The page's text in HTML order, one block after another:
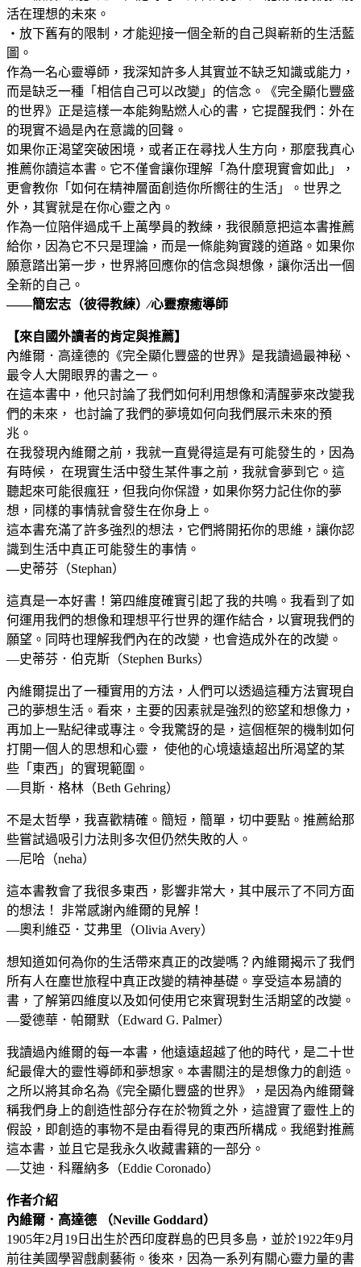
活在理想的未來。
‧放下舊有的限制，才能迎接一個全新的自己與嶄新的生活藍
圖。
作為一名心靈導師，我深知許多人其實並不缺乏知識或能力，
而是缺乏一種「相信自己可以改變」的信念。《完全顯化豐盛
的世界》正是這樣一本能夠點燃人心的書，它提醒我們：外在
的現實不過是內在意識的回聲。
如果你正渴望突破困境，或者正在尋找人生方向，那麼我真心
推薦你讀這本書。它不僅會讓你理解「為什麼現實會如此」，
更會教你「如何在精神層面創造你所嚮往的生活」。世界之
外，其實就是在你心靈之內。
作為一位陪伴過成千上萬學員的教練，我很願意把這本書推薦
給你，因為它不只是理論，而是一條能夠實踐的道路。如果你
願意踏出第一步，世界將回應你的信念與想像，讓你活出一個
全新的自己。
——簡宏志（彼得教練）∕心靈療癒導師
【來自國外讀者的肯定與推薦】
內維爾．高達德的《完全顯化豐盛的世界》是我讀過最神秘、
最令人大開眼界的書之一。
在這本書中，他只討論了我們如何利用想像和清醒夢來改變我
們的未來， 也討論了我們的夢境如何向我們展示未來的預
兆。
在我發現內維爾之前，我就一直覺得這是有可能發生的，因為
有時候， 在現實生活中發生某件事之前，我就會夢到它。這
聽起來可能很瘋狂，但我向你保證，如果你努力記住你的夢
想，同樣的事情就會發生在你身上。
這本書充滿了許多強烈的想法，它們將開拓你的思維，讓你認
識到生活中真正可能發生的事情。
—史蒂芬（Stephan）
這真是一本好書！第四維度確實引起了我的共鳴。我看到了如
何運用我們的想像和理想平行世界的運作結合，以實現我們的
願望。同時也理解我們內在的改變，也會造成外在的改變。
—史蒂芬．伯克斯（Stephen Burks）
內維爾提出了一種實用的方法，人們可以透過這種方法實現自
己的夢想生活。看來，主要的因素就是強烈的慾望和想像力，
再加上一點紀律或專注。令我驚訝的是，這個框架的機制如何
打開一個人的思想和心靈， 使他的心境遠遠超出所渴望的某
些「東西」的實現範圍。
—貝斯．格林（Beth Gehring）
不是太哲學，我喜歡精確。簡短，簡單，切中要點。推薦給那
些嘗試過吸引力法則多次但仍然失敗的人。
—尼哈（neha）
這本書教會了我很多東西，影響非常大，其中展示了不同方面
的想法！ 非常感謝內維爾的見解！
—奧利維亞．艾弗里（Olivia Avery）
想知道如何為你的生活帶來真正的改變嗎？內維爾揭示了我們
所有人在塵世旅程中真正改變的精神基礎。享受這本易讀的
書，了解第四維度以及如何使用它來實現對生活期望的改變。
—愛德華．帕爾默（Edward G. Palmer）
我讀過內維爾的每一本書，他遠遠超越了他的時代，是二十世
紀最偉大的靈性導師和夢想家。本書關注的是想像力的創造。
之所以將其命名為《完全顯化豐盛的世界》，是因為內維爾聲
稱我們身上的創造性部分存在於物質之外，這證實了靈性上的
假設，即創造的事物不是由看得見的東西所構成。我絕對推薦
這本書，並且它是我永久收藏書籍的一部分。
—艾迪．科羅納多（Eddie Coronado）
作者介紹
內維爾．高達德 （Neville Goddard）
1905年2月19日出生於西印度群島的巴貝多島，並於1922年9月
前往美國學習戲劇藝術。後來，因為一系列有關心靈力量的書